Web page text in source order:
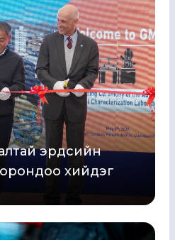
эрдсийн
хийдэг